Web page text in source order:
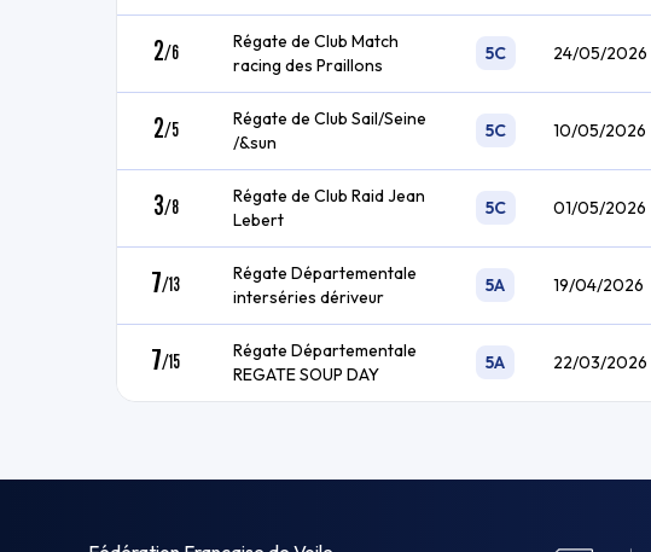
2/6
Régate de Club Match
racing des Praillons
5C 24/05/2026
2/5
Régate de Club Sail/Seine
/&sun
5C 10/05/2026
3/8
Régate de Club Raid Jean
Lebert
5C 01/05/2026
7/13
Régate Départementale
interséries dériveur
5A 19/04/2026
7/15
Régate Départementale
REGATE SOUP DAY
5A 22/03/2026